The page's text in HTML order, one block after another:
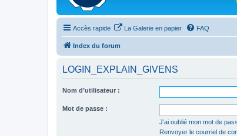
Accès rapide La Galerie en papier FAQ
Index du forum
LOGIN_EXPLAIN_GIVENS
Nom d’utilisateur :
Mot de passe :
J’ai oublié mon mot de
Renvoyer le courriel de